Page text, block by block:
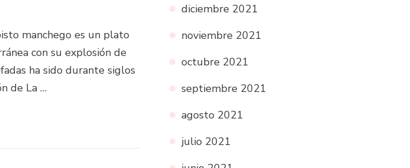
manchego es un plato
con su explosión de
ha sido durante siglos
de La …
diciembre 2021
noviembre 2021
octubre 2021
septiembre 2021
agosto 2021
julio 2021